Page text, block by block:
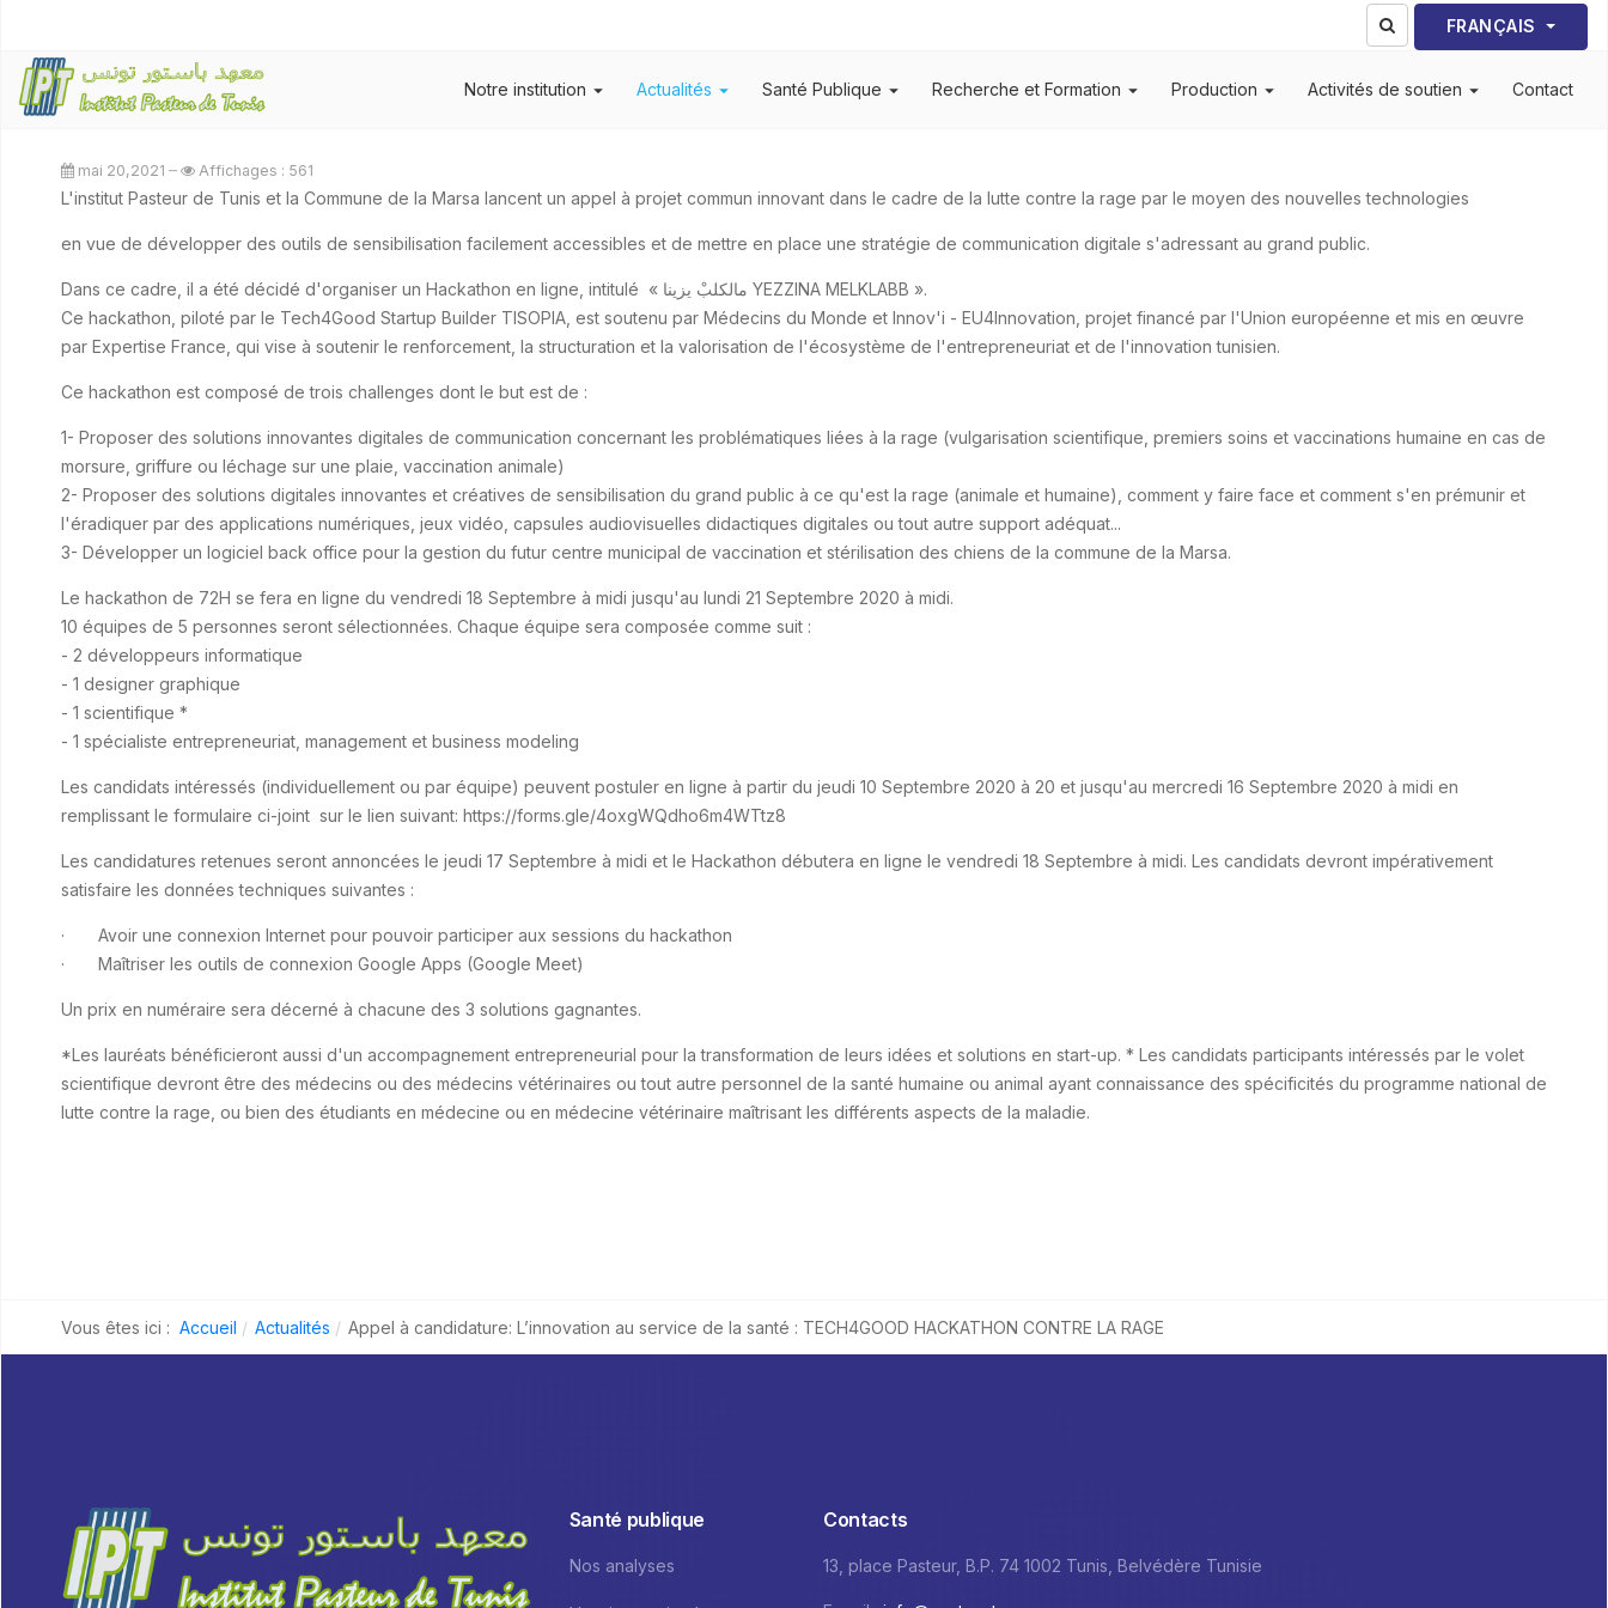
Sélectionnez votre
FRANÇAIS
Notre institution Actualités Santé Publique Recherche et Formation Production Activités de soutien Contact
mai 20,2021 Affichages : 561
L'institut Pasteur de Tunis et la Commune de la Marsa lancent un appel à projet commun innovant dans le cadre de la lutte contre la rage par le moyen des nouvelles technologies
en vue de développer des outils de sensibilisation facilement accessibles et de mettre en place une stratégie de communication digitale s'adressant au grand public.
Dans ce cadre, il a été décidé d'organiser un Hackathon en ligne, intitulé « مالكلبْ يزينا YEZZINA MELKLABB ».
Ce hackathon, piloté par le Tech4Good Startup Builder TISOPIA, est soutenu par Médecins du Monde et Innov'i - EU4Innovation, projet financé par l'Union européenne et mis en œuvre
par Expertise France, qui vise à soutenir le renforcement, la structuration et la valorisation de l'écosystème de l'entrepreneuriat et de l'innovation tunisien.
Ce hackathon est composé de trois challenges dont le but est de :
1- Proposer des solutions innovantes digitales de communication concernant les problématiques liées à la rage (vulgarisation scientifique, premiers soins et vaccinations humaine en cas de
morsure, griffure ou léchage sur une plaie, vaccination animale)
2- Proposer des solutions digitales innovantes et créatives de sensibilisation du grand public à ce qu'est la rage (animale et humaine), comment y faire face et comment s'en prémunir et
l'éradiquer par des applications numériques, jeux vidéo, capsules audiovisuelles didactiques digitales ou tout autre support adéquat...
3- Développer un logiciel back office pour la gestion du futur centre municipal de vaccination et stérilisation des chiens de la commune de la Marsa.
Le hackathon de 72H se fera en ligne du vendredi 18 Septembre à midi jusqu'au lundi 21 Septembre 2020 à midi.
10 équipes de 5 personnes seront sélectionnées. Chaque équipe sera composée comme suit :
- 2 développeurs informatique
- 1 designer graphique
- 1 scientifique *
- 1 spécialiste entrepreneuriat, management et business modeling
Les candidats intéressés (individuellement ou par équipe) peuvent postuler en ligne à partir du jeudi 10 Septembre 2020 à 20 et jusqu'au mercredi 16 Septembre 2020 à midi en
remplissant le formulaire ci-joint sur le lien suivant: https://forms.gle/4oxgWQdho6m4WTtz8
Les candidatures retenues seront annoncées le jeudi 17 Septembre à midi et le Hackathon débutera en ligne le vendredi 18 Septembre à midi. Les candidats devront impérativement
satisfaire les données techniques suivantes :
· Avoir une connexion Internet pour pouvoir participer aux sessions du hackathon
· Maîtriser les outils de connexion Google Apps (Google Meet)
Un prix en numéraire sera décerné à chacune des 3 solutions gagnantes.
*Les lauréats bénéficieront aussi d'un accompagnement entrepreneurial pour la transformation de leurs idées et solutions en start-up. * Les candidats participants intéressés par le volet
scientifique devront être des médecins ou des médecins vétérinaires ou tout autre personnel de la santé humaine ou animal ayant connaissance des spécificités du programme national de
lutte contre la rage, ou bien des étudiants en médecine ou en médecine vétérinaire maîtrisant les différents aspects de la maladie.
Vous êtes ici : Accueil Actualités Appel à candidature: L’innovation au service de la santé : TECH4GOOD HACKATHON CONTRE LA RAGE
Santé publique
Nos analyses
Contacts
13, place Pasteur, B.P. 74 1002 Tunis, Belvédère Tunisie